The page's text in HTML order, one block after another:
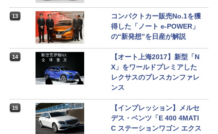
13
コンパクトカー販売No.1を獲
得した「ノート e-POWER」
の“新発想”を日産が解説
14
【オート上海2017】新型「N
X」をワールドプレミアした
レクサスのプレスカンファレ
ンス
15
【インプレッション】メルセ
デス・ベンツ「E 400 4MATI
C ステーションワゴン エクス